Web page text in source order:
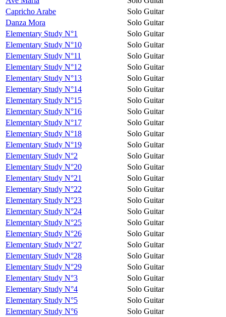
Capricho Arabe
Solo Guitar
Danza Mora
Solo Guitar
Elementary Study N°1
Solo Guitar
Elementary Study N°10
Solo Guitar
Elementary Study N°11
Solo Guitar
Elementary Study N°12
Solo Guitar
Elementary Study N°13
Solo Guitar
Elementary Study N°14
Solo Guitar
Elementary Study N°15
Solo Guitar
Elementary Study N°16
Solo Guitar
Elementary Study N°17
Solo Guitar
Elementary Study N°18
Solo Guitar
Elementary Study N°19
Solo Guitar
Elementary Study N°2
Solo Guitar
Elementary Study N°20
Solo Guitar
Elementary Study N°21
Solo Guitar
Elementary Study N°22
Solo Guitar
Elementary Study N°23
Solo Guitar
Elementary Study N°24
Solo Guitar
Elementary Study N°25
Solo Guitar
Elementary Study N°26
Solo Guitar
Elementary Study N°27
Solo Guitar
Elementary Study N°28
Solo Guitar
Elementary Study N°29
Solo Guitar
Elementary Study N°3
Solo Guitar
Elementary Study N°4
Solo Guitar
Elementary Study N°5
Solo Guitar
Elementary Study N°6
Solo Guitar